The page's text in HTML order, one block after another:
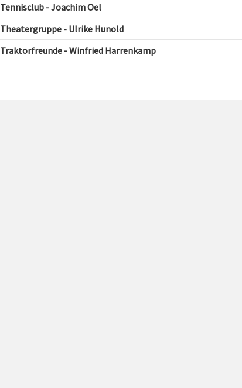
Tennisclub - Joachim Oel
Theatergruppe - Ulrike Hunold
Traktorfreunde - Winfried Harrenkamp